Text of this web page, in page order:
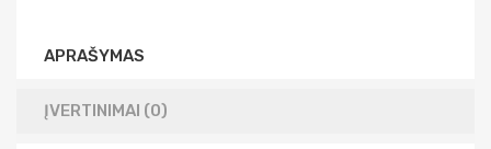
APRAŠYMAS
ĮVERTINIMAI (0)